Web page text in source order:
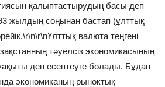
қалыптастырудың басы деп
жылдың соңынан бастап (ұлттық
валюта теңгені
тәуелсіз экономикасының
деп есептеуге болады. Бұдан
экономиканың рыноктық